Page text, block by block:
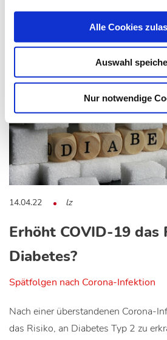
Alle Cookies
Auswahl
Nur notwendige
Das könnte Sie auch
14.04.22 lz
Erhöht COVID-19 das
Diabetes?
Spätfolgen nach Corona-Infektion
Nach einer überstandenen Corona-
das Risiko, an Diabetes Typ 2 zu